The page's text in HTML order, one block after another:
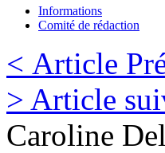
Informations
Comité de rédaction
< Article
> Article
Caroline